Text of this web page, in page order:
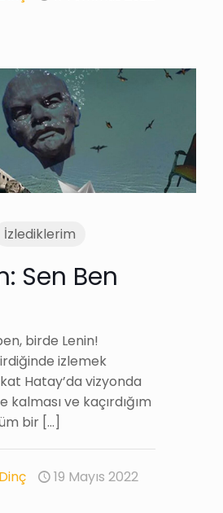
İzlediklerim
Sen Ben
birde Lenin!
izlemek
Hatay’da vizyonda
kalması ve kaçırdığım
bir […]
19 Mayıs 2022